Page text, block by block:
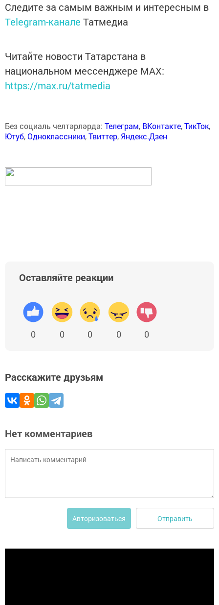
Следите за самым важным и интересным в
Telegram-канале Татмедиа
Читайте новости Татарстана в
национальном мессенджере MАХ:
https://max.ru/tatmedia
Без социаль челтәрләрдә: Телеграм, ВКонтакте,ТикТок,
Ютуб,Одноклассники,Твиттер, Яндекс.Дзен
Оставляйте реакции
0 0 0 0 0
Расскажите друзьям
Нет комментариев
Авторизоваться Отправить